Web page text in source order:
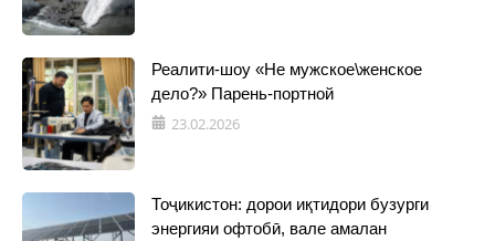
Реалити-шоу «Не мужское\женское
дело?» Парень-портной
23.02.2026
Тоҷикистон: дорои иқтидори бузурги
энергияи офтобӣ, вале амалан